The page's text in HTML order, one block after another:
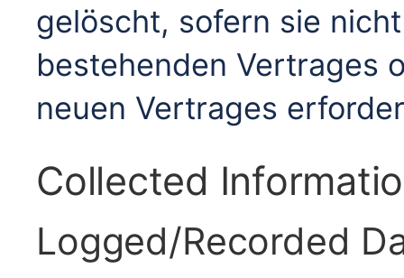
gelöscht, sofern sie
bestehenden Vertrages
neuen Vertrages
Collected
Logged/Recorded